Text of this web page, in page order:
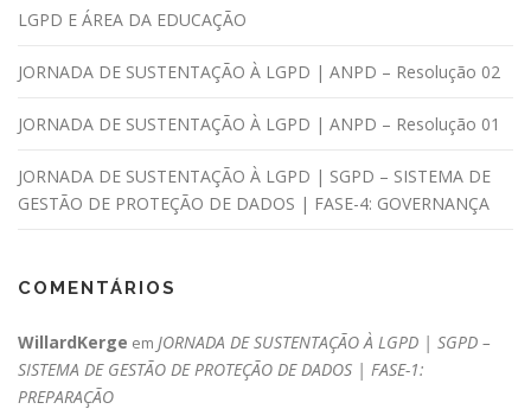
LGPD E ÁREA DA EDUCAÇÃO
JORNADA DE SUSTENTAÇÃO À LGPD | ANPD – Resolução 02
JORNADA DE SUSTENTAÇÃO À LGPD | ANPD – Resolução 01
JORNADA DE SUSTENTAÇÃO À LGPD | SGPD – SISTEMA DE
GESTÃO DE PROTEÇÃO DE DADOS | FASE-4: GOVERNANÇA
COMENTÁRIOS
WillardKerge em JORNADA DE SUSTENTAÇÃO À LGPD | SGPD –
SISTEMA DE GESTÃO DE PROTEÇÃO DE DADOS | FASE-1:
PREPARAÇÃO